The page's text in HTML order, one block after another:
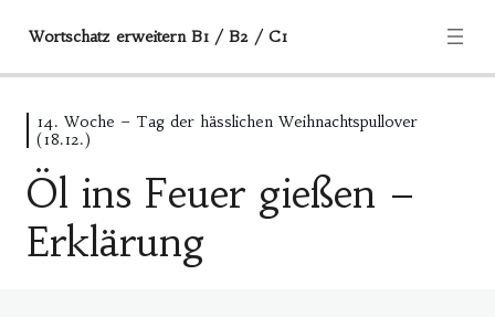
Wortschatz erweitern B1 / B2 / C1
Informationen und Hilfe
1. Woche – Anfang
3 lliçons
2. Woche – Abgasfrei-Tag (21.09.)
14. Woche – Tag der hässlichen Weihnachtspullover
(18.12.)
Öl ins Feuer gießen –
Erklärung